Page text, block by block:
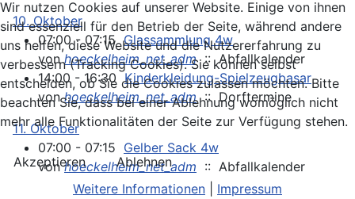
10. Oktober
07:00 - 07:15Glassammlung 4w
von hoeckelheim_net_adm:: Abfallkalender
14:00 - 16:30Kinderkleidung-Spielzeugbasar
von hoeckelheim_net_adm:: Dorftermine
11. Oktober
07:00 - 07:15 Gelber Sack 4w
von hoeckelheim_net_adm :: Abfallkalender
Wir nutzen Cookies auf unserer Website. Einige von ihnen
sind essenziell für den Betrieb der Seite, während andere
uns helfen, diese Website und die Nutzererfahrung zu
verbessern (Tracking Cookies). Sie können selbst
entscheiden, ob Sie die Cookies zulassen möchten. Bitte
beachten Sie, dass bei einer Ablehnung womöglich nicht
mehr alle Funktionalitäten der Seite zur Verfügung stehen.
Akzeptieren
Ablehnen
Weitere Informationen
Impressum